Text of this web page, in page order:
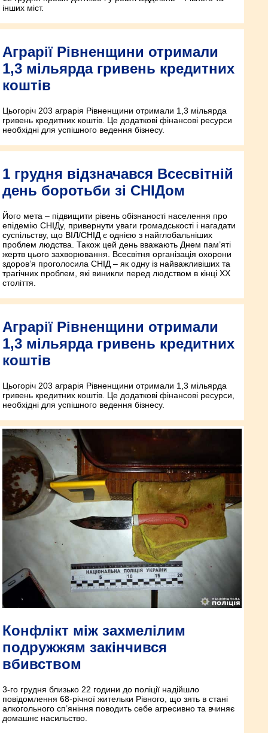
інших міст.
Аграрії Рівненщини отримали
1,3 мільярда гривень кредитних
коштів
Цьогоріч 203 аграрія Рівненщини отримали 1,3 мільярда
гривень кредитних коштів. Це додаткові фінансові ресурси
необхідні для успішного ведення бізнесу.
1 грудня відзначався Всесвітній
день боротьби зі СНІДом
Його мета – підвищити рівень обізнаності населення про
епідемію СНІДу, привернути уваги громадськості і нагадати
суспільству, що ВІЛ/СНІД є однією з найглобальніших
проблем людства. Також цей день вважають Днем пам’яті
жертв цього захворювання. Всесвітня організація охорони
здоров’я проголосила СНІД – як одну із найважливіших та
трагічних проблем, які виникли перед людством в кінці XX
століття.
Аграрії Рівненщини отримали
1,3 мільярда гривень кредитних
коштів
Цьогоріч 203 аграрія Рівненщини отримали 1,3 мільярда
гривень кредитних коштів. Це додаткові фінансові ресурси,
необхідні для успішного ведення бізнесу.
Конфлікт між захмелілим
подружжям закінчився
вбивством
3-го грудня близько 22 години до поліції надійшло
повідомлення 68-річної жительки Рівного, що зять в стані
алкогольного сп’яніння поводить себе агресивно та вчиняє
домашнє насильство.